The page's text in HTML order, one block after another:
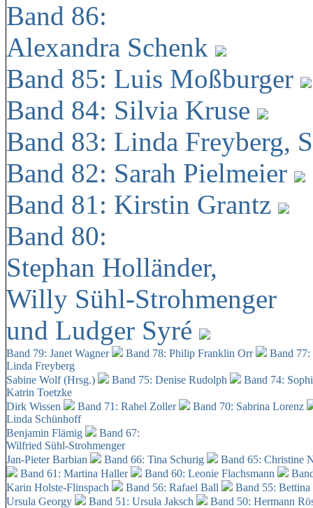
Band 86:
Alexandra Schenk
Band 85: Luis Moßburger
Band 84: Silvia Kruse
Band 83: Linda Freyberg,
Band 82: Sarah Pielmeier
Band 81: Kirstin Grantz
Band 80:
Stephan Holländer,
Willy Sühl-Strohmenger
und Ludger Syré
Band 79: Janet Wagner Band 78: Philip Franklin Orr
Band
Linda Freyberg
Sabine Wolf (Hrsg.)
Band 75: Denise Rudolph
Band 74:
Katrin Toetzke
Dirk Wissen
Band 71: Rahel Zoller
Band 70: Sabrina Lorenz
Linda Schünhoff
Benjamin Flämig
Band 67:
Wilfried Sühl-Strohmenger
Jan-Pieter Barbian
Band 66: Tina Schurig
Band 65: Christine
Band 61: Martina Haller
Band 60: Leonie Flachsmann
Karin Holste-Flinspach
Band 56: Rafael Ball
Band 55:
Ursula Georgy
Band 51: Ursula Jaksch Band 50: Hermann